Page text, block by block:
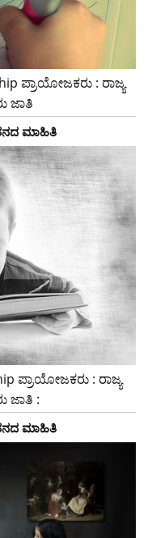
ಪ್ರಾಯೋಜಕರು : ರಾಜ್ಯ
ಜಾತಿ
ಮಾಹಿತಿ
: ರಾಜ್ಯ
ಜಾತಿ :
ಮಾಹಿತಿ